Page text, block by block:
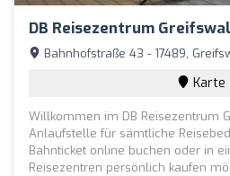
DB Reisezentrum
Bahnhofstraße 43 - 17489,
Karte
Willkommen im DB Reisezentrum
Anlaufstelle für sämtliche
Bahnticket online buchen oder in
Reisezentren persönlich kaufen